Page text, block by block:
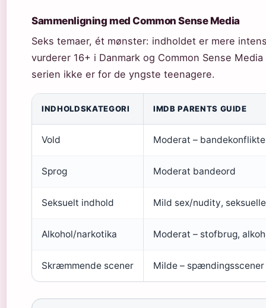
Sammenligning med Common Sense Media
Seks temaer, ét mønster: indholdet er mere
vurderer 16+ i Danmark og Common Sense
serien ikke er for de yngste teenagere.
INDHOLDSKATEGORI IMDB PARENTS GUIDE
Vold Moderat –
Sprog Moderat bandeord
Seksuelt indhold Mild sex/nudity,
Alkohol/narkotika Moderat – stofbrug,
Skræmmende scener Milde – spændingsscener